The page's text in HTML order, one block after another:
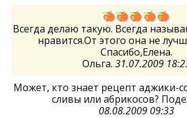
Всегда делаю такую. Всегда
нравится.От этого она не
Спасибо,Елена.
Ольга. 31.07.2009
Может, кто знает рецепт аджики-
сливы или абрикосов?
08.08.2009 09:33